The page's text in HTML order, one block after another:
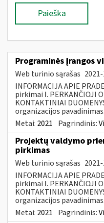
Paieška
Programinės įrangos
Web turinio sąrašas
INFORMACIJA APIE
pirkimai I. PERKANČIOJI
KONTAKTINIAI
organizacijos
Metai: 2021 Pagrindinis:
Projektų valdymo
pirkimas
Web turinio sąrašas
INFORMACIJA APIE
pirkimai I. PERKANČIOJI
KONTAKTINIAI
organizacijos
Metai: 2021 Pagrindinis: